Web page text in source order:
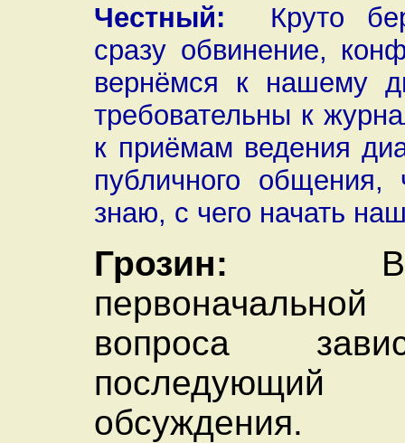
Честный: Круто
сразу обвинение,
вернёмся к нашему
требовательны к
к приёмам ведения
публичного
знаю, с чего начать
Грозин:
первоначальной
вопроса
обсуждения.